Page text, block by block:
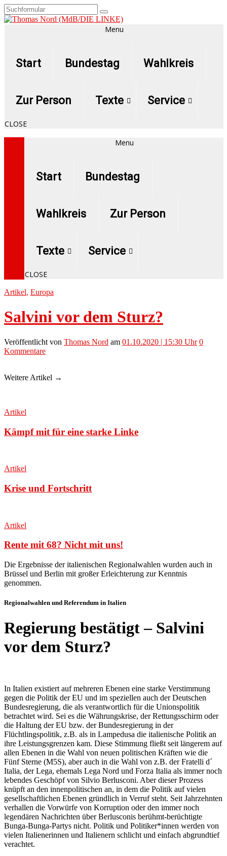
Menu
Start Bundestag Wahlkreis
Zur Person Texte Service
CLOSE
Menu
Start Bundestag
Wahlkreis Zur Person
Texte Service
CLOSE
Artikel, Europa
Salvini vor dem Sturz?
Veröffentlicht von Thomas Nord am 01.10.2020 | 15:30 Uhr 0
Kommentare
Weitere Artikel →
Artikel
Kämpf mit für eine starke Linke
Artikel
Krise und Fortschritt
Artikel
Rente mit 68? Nicht mit uns!
Die Ergebnisse der italienischen Regionalwahlen wurden auch in
Brüssel und Berlin mit großer Erleichterung zur Kenntnis
genommen.
Regionalwahlen und Referendum in Italien
Regierung bestätigt – Salvini
vor dem Sturz?
In Italien existiert auf mehreren Ebenen eine starke Verstimmung
gegen die Politik der EU und im speziellen auch der Deutschen
Bundesregierung, die als verantwortlich für die Unionspolitik
betrachtet wird. Sei es die Währungskrise, der Rettungsschirm oder
die Haltung der EU bzw. der Bundesregierung in der
Flüchtlingspolitik, z.B. als in Lampedusa die italienische Politik an
ihre Leistungsgrenzen kam. Diese Stimmung fließt seit längerem auf
allen Ebenen in die Wahl von neuen politischen Kräften wie die
Fünf Sterne (M5S), aber auch in die Wahl von z.B. der Fratelli d´
Italia, der Lega, ehemals Lega Nord und Forza Italia als immer noch
lebendes Geschöpf von Silvio Berlusconi. Aber dieser Prozess
knüpft an den innenpolitischen an, in dem die Politik auf vielen
gesellschaftlichen Ebenen gründlich in Verruf steht. Seit Jahrzehnten
verhallen die Vorwürfe von Korruption oder den immer noch
legendären Nachrichten über Berlusconis berühmt-berüchtigte
Bunga-Bunga-Partys nicht. Politik und Politiker*innen werden von
vielen Italienerinnen und Italienern schlicht und einfach abgrundtief
verachtet.